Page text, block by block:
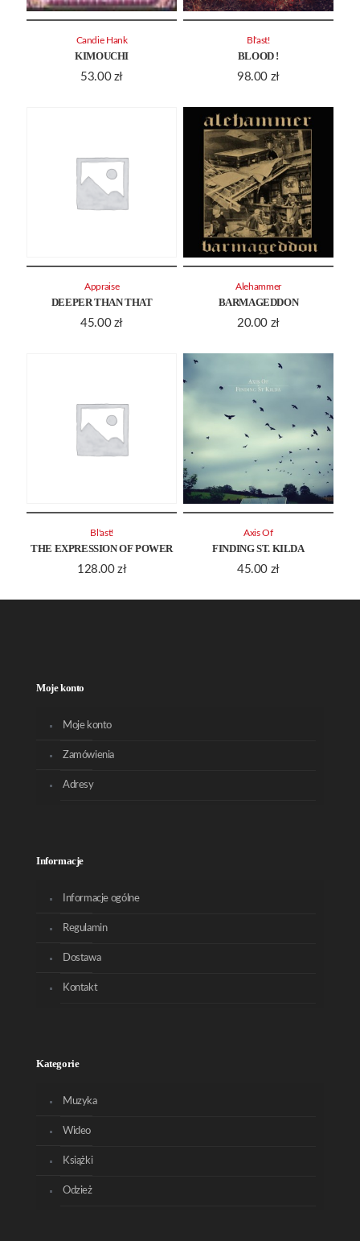
KIMOUCHI
53.00 zł
Candie Hank
BLOOD !
98.00 zł
Bl'ast!
DEEPER THAN THAT
45.00 zł
Appraise
BARMAGEDDON
20.00 zł
Alehammer
THE EXPRESSION OF POWER
128.00 zł
Bl'ast!
FINDING ST. KILDA
45.00 zł
Axis Of
Moje konto
Moje konto
Zamówienia
Adresy
Informacje
Informacje ogólne
Regulamin
Dostawa
Kontakt
Kategorie
Muzyka
Wideo
Książki
Odzież